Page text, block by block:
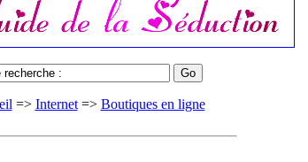
=> Internet=> Boutiques en ligne